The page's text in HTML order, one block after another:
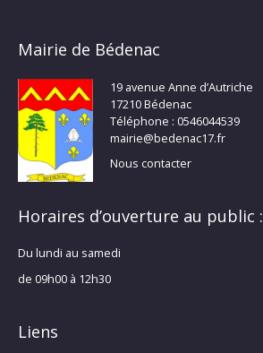
Mairie de Bédenac
19 avenue Anne d’Autriche
17210 Bédenac
Téléphone : 0546044539
mairie@bedenac17.fr
Nous contacter
Horaires d’ouverture au public :
Du lundi au samedi
de 09h00 à 12h30
Liens